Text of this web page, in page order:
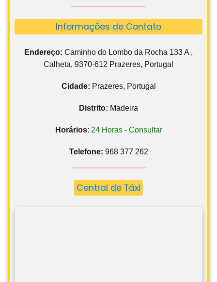
Informações de Contato
Endereço: Caminho do Lombo da Rocha 133 A ,
Calheta, 9370-612 Prazeres, Portugal
Cidade: Prazeres, Portugal
Distrito: Madeira
Horários: 24 Horas - Consultar
Telefone: 968 377 262
Central de Táxi